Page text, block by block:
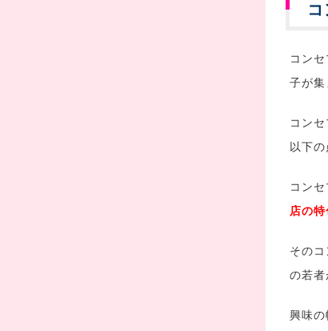
コン
子が集
コン
以下
コン
店の
その
の若者
興味